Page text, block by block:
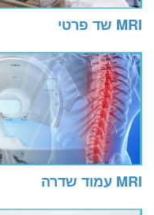
MRI שד פרטי
MRI עמוד שדרה